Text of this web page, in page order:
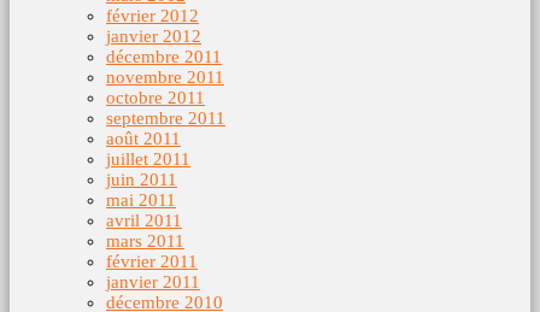
février 2012
janvier 2012
décembre 2011
novembre 2011
octobre 2011
septembre 2011
août 2011
juillet 2011
juin 2011
mai 2011
avril 2011
mars 2011
février 2011
janvier 2011
décembre 2010